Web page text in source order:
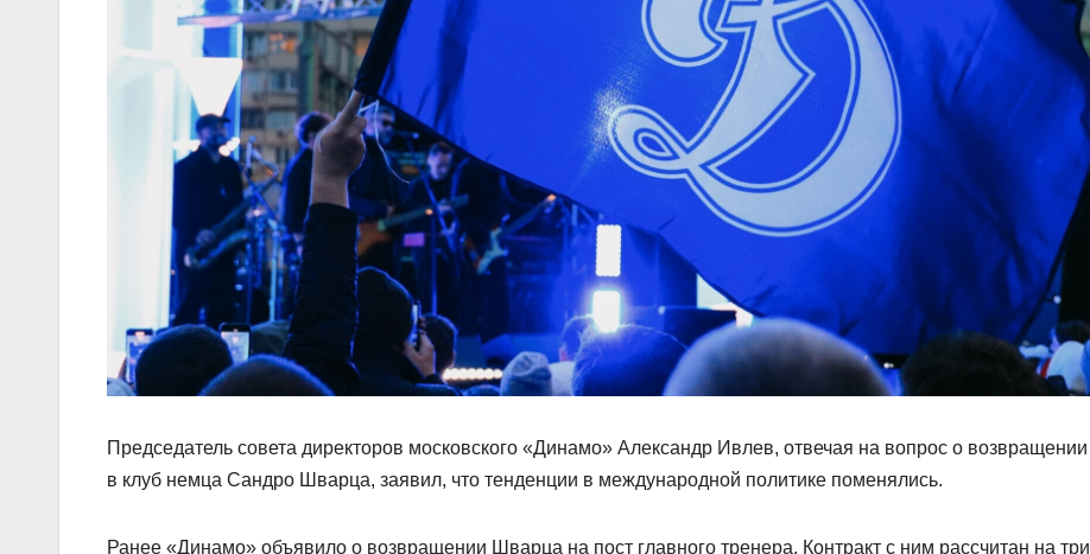
Председатель совета директоров московского «Динамо» Александр Ивлев, отвечая на вопрос о возвращении
в клуб немца Сандро Шварца, заявил, что тенденции в международной политике поменялись.
Ранее «Динамо» объявило о возвращении Шварца на пост главного тренера. Контракт с ним рассчитан на три